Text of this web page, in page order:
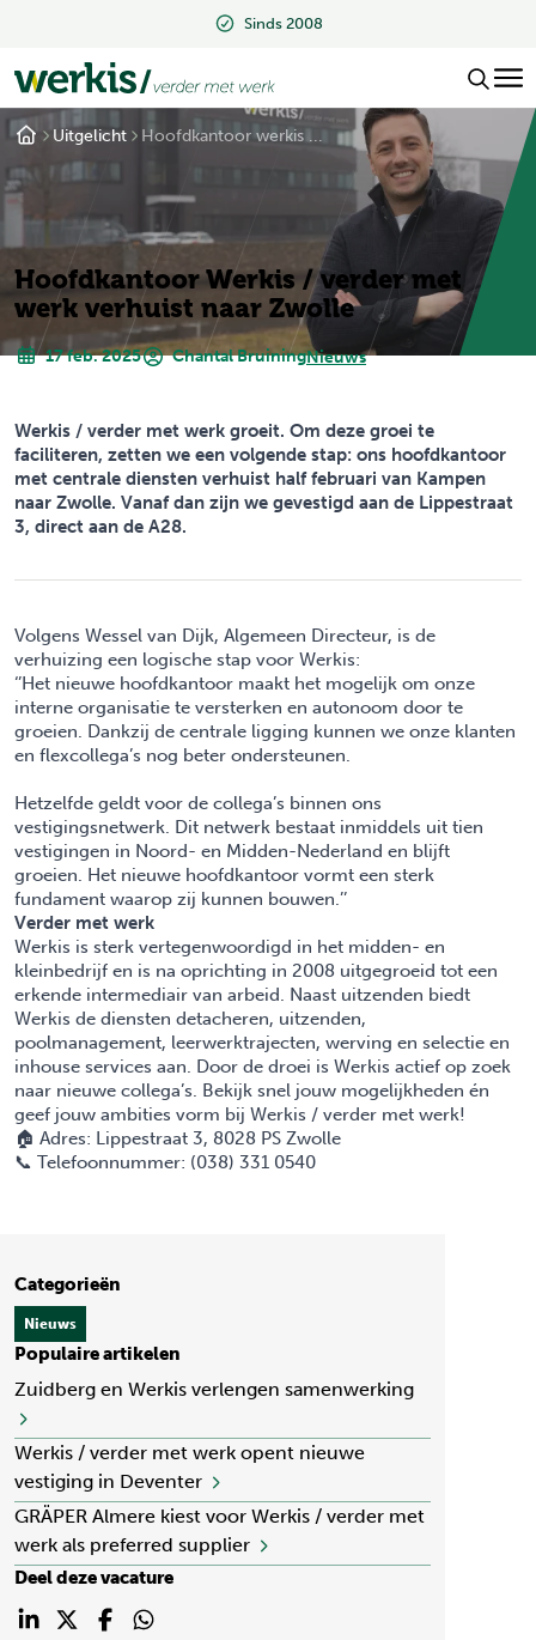
Sinds 2008
Uitgelicht Hoofdkantoor werkis ...
Hoofdkantoor Werkis / verder met
werk verhuist naar Zwolle
17 feb. 2025 Chantal BruiningNieuws
Werkis / verder met werk groeit. Om deze groei te
faciliteren, zetten we een volgende stap: ons hoofdkantoor
met centrale diensten verhuist half februari van Kampen
naar Zwolle. Vanaf dan zijn we gevestigd aan de Lippestraat
3, direct aan de A28.
Volgens Wessel van Dijk, Algemeen Directeur, is de
verhuizing een logische stap voor Werkis:
‘’Het nieuwe hoofdkantoor maakt het mogelijk om onze
interne organisatie te versterken en autonoom door te
groeien. Dankzij de centrale ligging kunnen we onze klanten
en flexcollega’s nog beter ondersteunen.
Hetzelfde geldt voor de collega’s binnen ons
vestigingsnetwerk. Dit netwerk bestaat inmiddels uit tien
vestigingen in Noord- en Midden-Nederland en blijft
groeien. Het nieuwe hoofdkantoor vormt een sterk
fundament waarop zij kunnen bouwen.’’
Verder met werk
Werkis is sterk vertegenwoordigd in het midden- en
kleinbedrijf en is na oprichting in 2008 uitgegroeid tot een
erkende intermediair van arbeid. Naast uitzenden biedt
Werkis de diensten detacheren, uitzenden,
poolmanagement, leerwerktrajecten, werving en selectie en
inhouse services aan. Door de droei is Werkis actief op zoek
naar nieuwe collega’s. Bekijk snel jouw mogelijkheden én
geef jouw ambities vorm bij Werkis / verder met werk!
🏠 Adres: Lippestraat 3, 8028 PS Zwolle
📞 Telefoonnummer: (038) 331 0540
Categorieën
Nieuws
Populaire artikelen
Zuidberg en Werkis verlengen samenwerking
Werkis / verder met werk opent nieuwe
vestiging in Deventer
GRÄPER Almere kiest voor Werkis / verder met
werk als preferred supplier
Deel deze vacature